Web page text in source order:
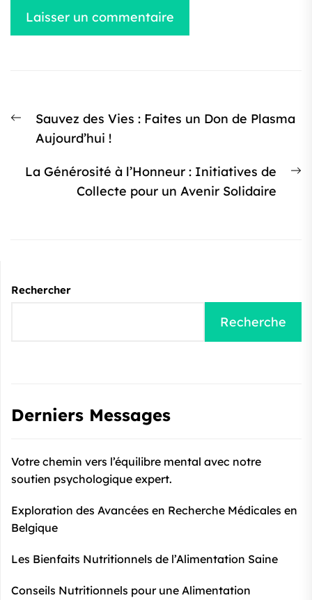
de
l’article
Article
précédent
Sauvez des Vies : Faites un Don de Plasma
Aujourd’hui !
La Générosité à l’Honneur : Initiatives de
Collecte pour un Avenir Solidaire
Rechercher
Recherche
Derniers Messages
Votre chemin vers l’équilibre mental avec notre
soutien psychologique expert.
Exploration des Avancées en Recherche Médicales en
Belgique
Les Bienfaits Nutritionnels de l’Alimentation Saine
Conseils Nutritionnels pour une Alimentation